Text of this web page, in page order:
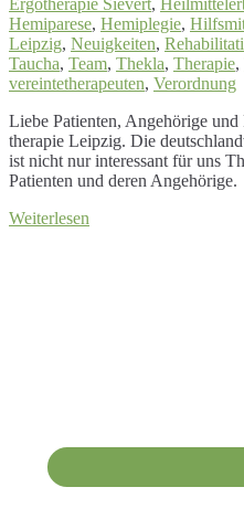
Ergotherapie Sievert,
Hemiparese, Hemiplegie,
Leipzig, Neuigkeiten,
Taucha, Team, Thekla, Therapie,
vereintetherapeuten, Verordnung
Liebe Patienten, Angehörige
therapie Leipzig. Die
ist nicht nur interessant für uns
Patienten und deren Angehörige.
Weiterlesen